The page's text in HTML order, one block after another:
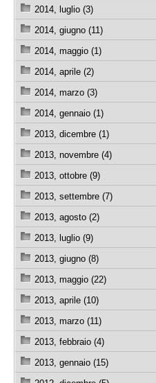
2014, luglio (3)
2014, giugno (11)
2014, maggio (1)
2014, aprile (2)
2014, marzo (3)
2014, gennaio (1)
2013, dicembre (1)
2013, novembre (4)
2013, ottobre (9)
2013, settembre (7)
2013, agosto (2)
2013, luglio (9)
2013, giugno (8)
2013, maggio (22)
2013, aprile (10)
2013, marzo (11)
2013, febbraio (4)
2013, gennaio (15)